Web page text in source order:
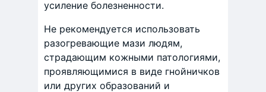
усиление болезненности.
Не рекомендуется использовать
разогревающие мази людям,
страдающим кожными патологиями,
проявляющимися в виде гнойничков
или других образований и